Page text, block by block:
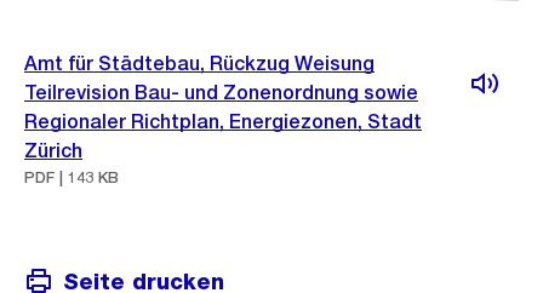
Amt für Städtebau, Rückzug Weisung
Teilrevision Bau- und Zonenordnung sowie
Regionaler Richtplan, Energiezonen, Stadt
Zürich
PDF | 143 KB
Seite drucken